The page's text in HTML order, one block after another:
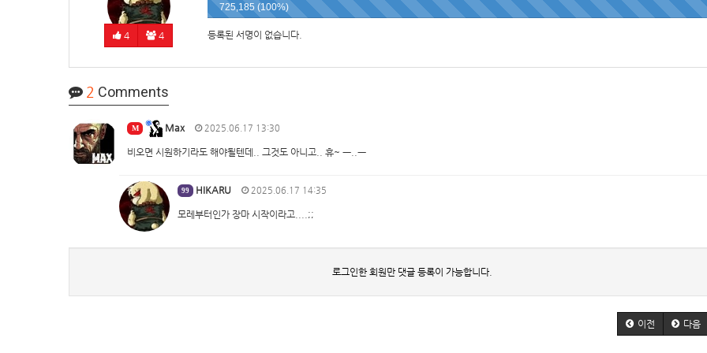
4 4
725,185 (100%)
등록된 서명이 없습니다.
2 Comments
M Max 2025.06.17 13:30
비오면 시원하기라도 해야될텐데.. 그것도 아니고.. 휴~ ㅡ..ㅡ
99 HIKARU 2025.06.17 14:35
모레부터인가 장마 시작이라고....;;
로그인한 회원만 댓글 등록이 가능합니다.
이전 다음